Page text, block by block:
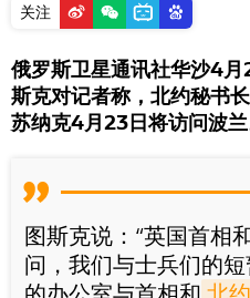
关注
俄罗斯卫星通讯社华沙4
斯克对记者称，北约秘书
苏纳克4月23日将访问波兰
图斯克说：“英国首相
问，我们与士兵们的